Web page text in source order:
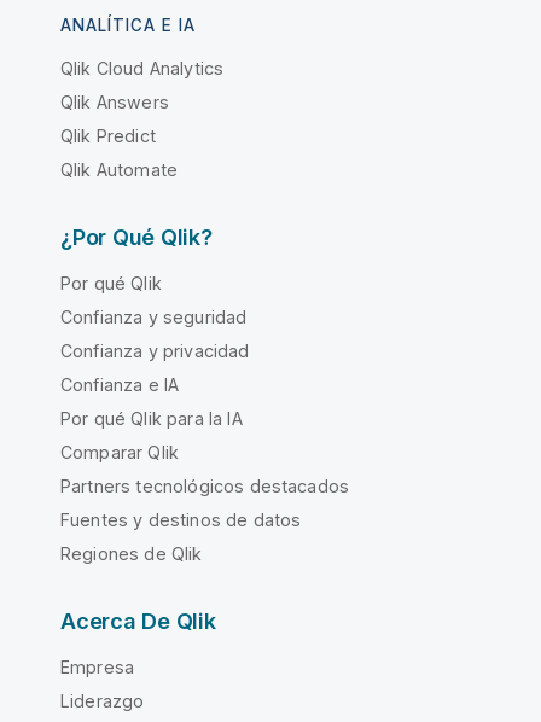
ANALÍTICA E IA
Qlik Cloud Analytics
Qlik Answers
Qlik Predict
Qlik Automate
¿Por Qué Qlik?
Por qué Qlik
Confianza y seguridad
Confianza y privacidad
Confianza e IA
Por qué Qlik para la IA
Comparar Qlik
Partners tecnológicos destacados
Fuentes y destinos de datos
Regiones de Qlik
Acerca De Qlik
Empresa
Liderazgo